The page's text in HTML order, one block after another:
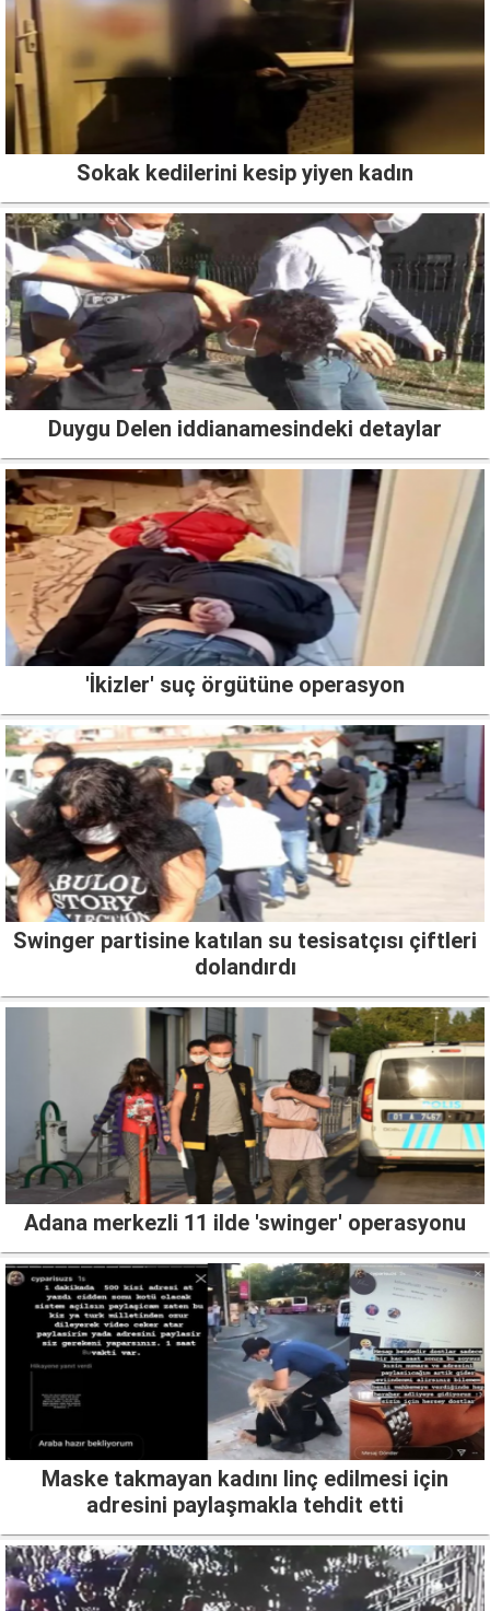
Sokak kedilerini kesip yiyen kadın
Duygu Delen iddianamesindeki detaylar
'İkizler' suç örgütüne operasyon
Swinger partisine katılan su tesisatçısı çiftleri
dolandırdı
Adana merkezli 11 ilde 'swinger' operasyonu
Maske takmayan kadını linç edilmesi için
adresini paylaşmakla tehdit etti